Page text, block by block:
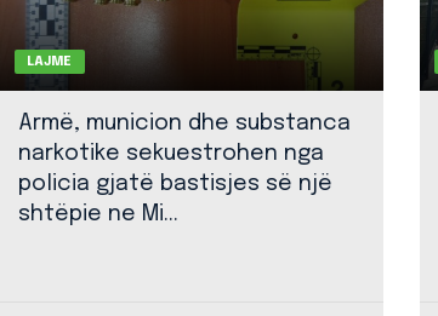
LAJME
Armë, municion dhe substanca
narkotike sekuestrohen nga
policia gjatë bastisjes së një
shtëpie ne Mi...